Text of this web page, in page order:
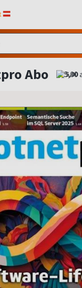
Abo 5,00